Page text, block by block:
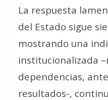
La respuesta
del Estado sigue
mostrando una
institucionalizada
dependencias,
resultados-,